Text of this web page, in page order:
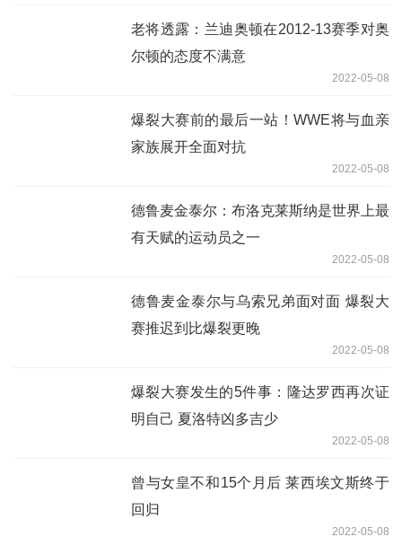
老将透露：兰迪奥顿在2012-13赛季对奥
尔顿的态度不满意
2022-05-08
爆裂大赛前的最后一站！WWE将与血亲
家族展开全面对抗
2022-05-08
德鲁麦金泰尔：布洛克莱斯纳是世界上最
有天赋的运动员之一
2022-05-08
德鲁麦金泰尔与乌索兄弟面对面 爆裂大
赛推迟到比爆裂更晚
2022-05-08
爆裂大赛发生的5件事：隆达罗西再次证
明自己 夏洛特凶多吉少
2022-05-08
曾与女皇不和15个月后 莱西埃文斯终于
回归
2022-05-08